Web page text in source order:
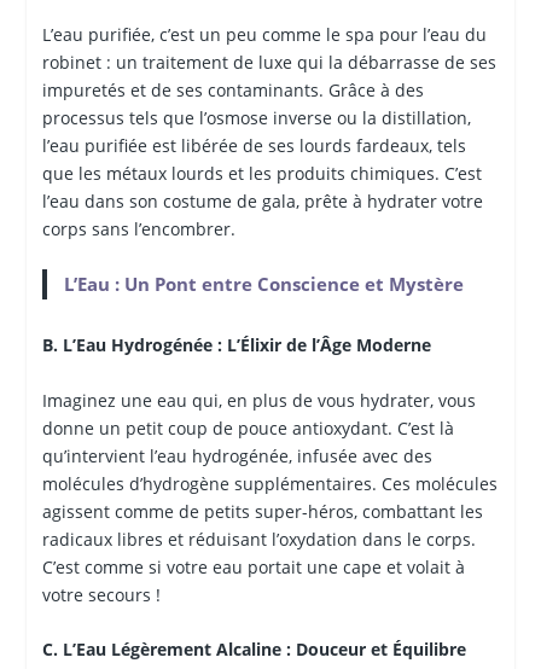
L’eau purifiée, c’est un peu comme le spa pour l’eau du
robinet : un traitement de luxe qui la débarrasse de ses
impuretés et de ses contaminants. Grâce à des
processus tels que l’osmose inverse ou la distillation,
l’eau purifiée est libérée de ses lourds fardeaux, tels
que les métaux lourds et les produits chimiques. C’est
l’eau dans son costume de gala, prête à hydrater votre
corps sans l’encombrer.
L’Eau : Un Pont entre Conscience et Mystère
B. L’Eau Hydrogénée : L’Élixir de l’Âge Moderne
Imaginez une eau qui, en plus de vous hydrater, vous
donne un petit coup de pouce antioxydant. C’est là
qu’intervient l’eau hydrogénée, infusée avec des
molécules d’hydrogène supplémentaires. Ces molécules
agissent comme de petits super-héros, combattant les
radicaux libres et réduisant l’oxydation dans le corps.
C’est comme si votre eau portait une cape et volait à
votre secours !
C. L’Eau Légèrement Alcaline : Douceur et Équilibre